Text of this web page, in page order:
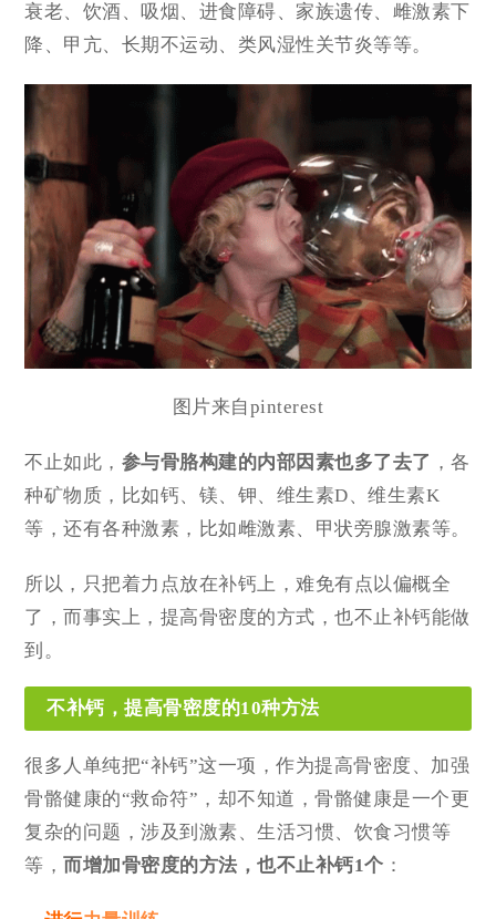
衰老、饮酒、吸烟、进食障碍、家族遗传、雌激素下
降、甲亢、长期不运动、类风湿性关节炎等等。
图片来自pinterest
不止如此， 参与骨胳构建的内部因素也多了去了 ，各
种矿物质，比如钙、镁、钾、维生素D、维生素K
等，还有各种激素，比如雌激素、甲状旁腺激素等。
所以，只把着力点放在补钙上，难免有点以偏概全
了，而事实上，提高骨密度的方式，也不止补钙能做
到。
不补钙，提高骨密度的10种方法
很多人单纯把“补钙”这一项，作为提高骨密度、加强
骨骼健康的“救命符”，却不知道，骨骼健康是一个更
复杂的问题，涉及到激素、生活习惯、饮食习惯等
等，而增加骨密度的方法，也不止补钙1个 ：